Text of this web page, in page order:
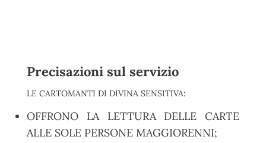
Precisazioni sul servizio
LE CARTOMANTI DI DIVINA SENSITIVA:
OFFRONO LA LETTURA DELLE CARTE
ALLE SOLE PERSONE MAGGIORENNI;